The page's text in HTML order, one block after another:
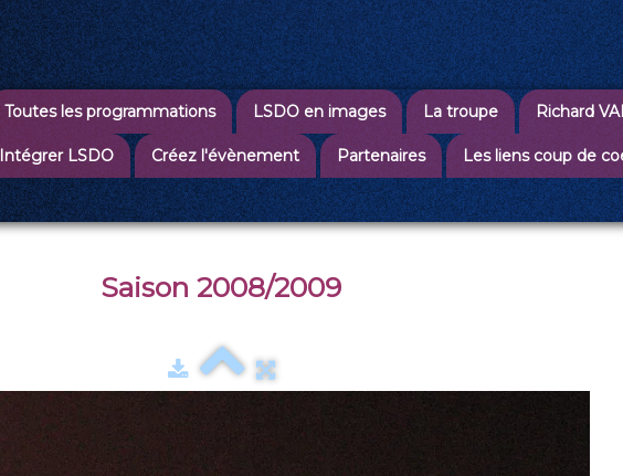
Toutes les programmations LSDO en images La troupe Richard
Intégrer LSDO Créez l'évènement Partenaires Les liens coup de
Saison 2008/2009